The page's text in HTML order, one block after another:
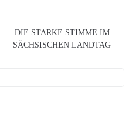
DIE STARKE STIMME IM
SÄCHSISCHEN LANDTAG